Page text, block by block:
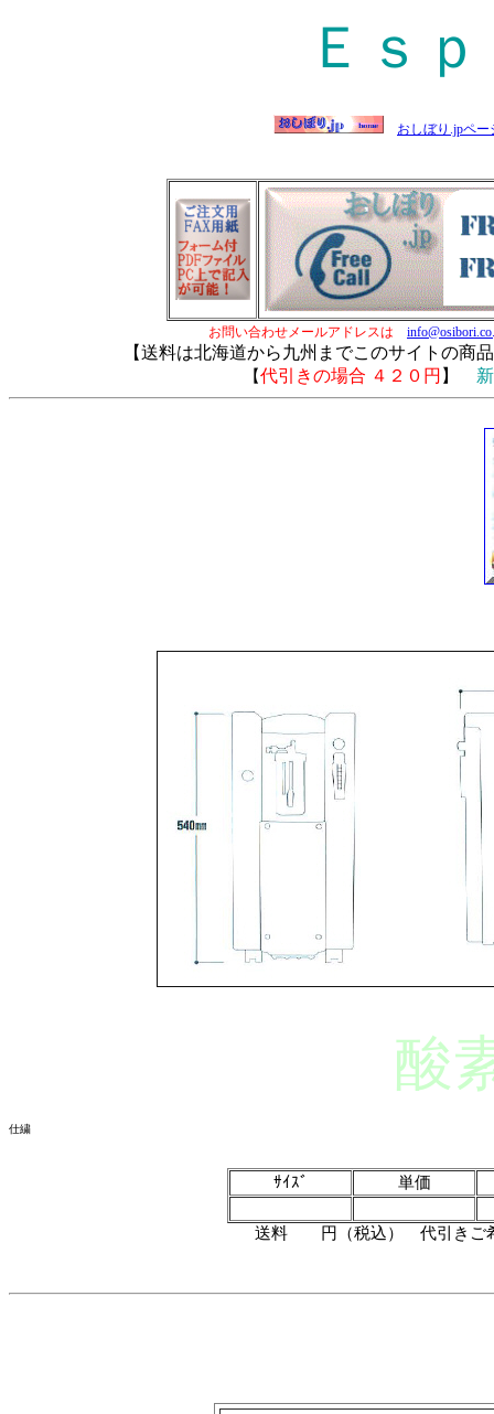
Ｅｓ
おしぼり.jpペー
お問い合わせメールアドレスは
【送料は北海道から九州までこのサイトの商
【代引きの場合 ４２０円 】
酸
仕繍
ｻｲｽﾞ 単価
送料 円（税込） 代引きご希